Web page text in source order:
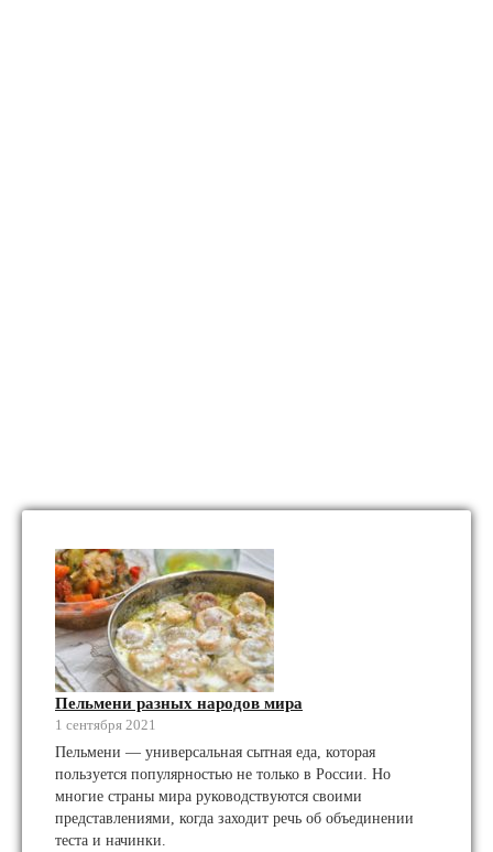
Пельмени разных народов мира
1 сентября 2021
Пельмени — универсальная сытная еда, которая
пользуется популярностью не только в России. Но
многие страны мира руководствуются своими
представлениями, когда заходит речь об объединении
теста и начинки.